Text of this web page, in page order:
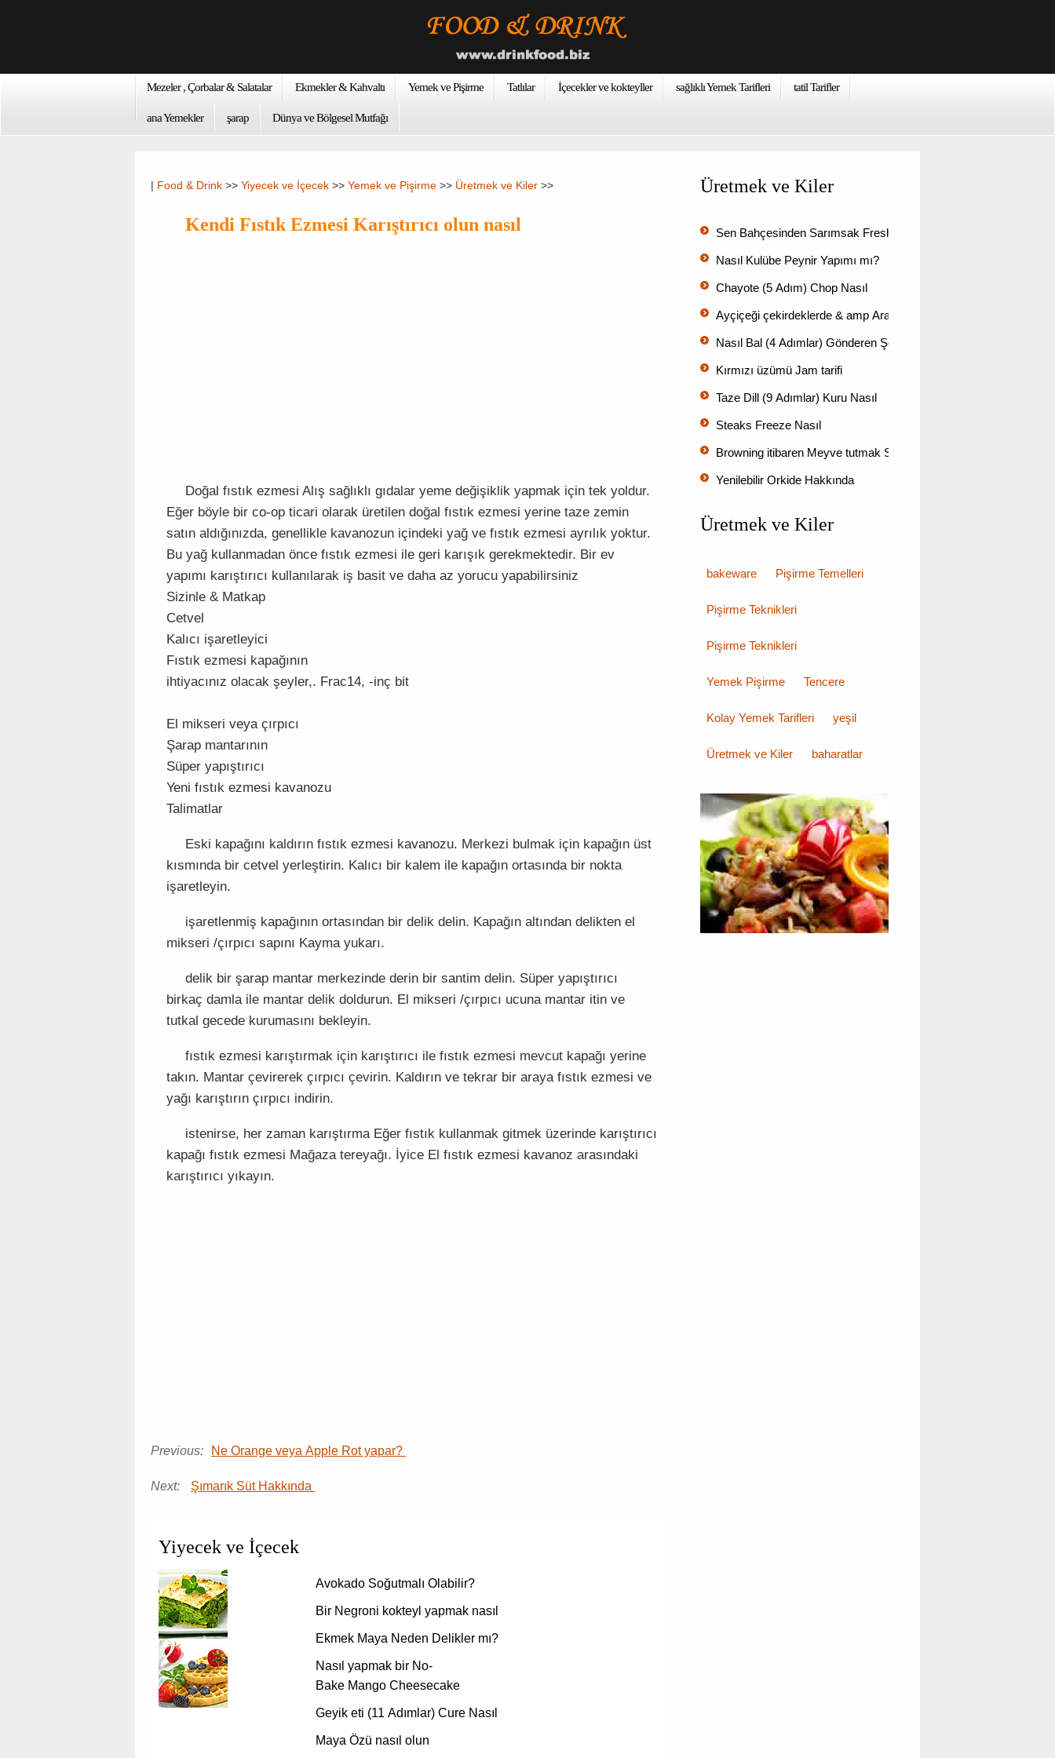
Mezeler , Çorbalar & Salatalar Ekmekler & Kahvaltı Yemek ve Pişirme Tatlılar İçecekler ve kokteyller sağlıklı Yemek Tarifleri tatil Tarifler
ana Yemekler şarap Dünya ve Bölgesel Mutfağı
| Food & Drink >> Yiyecek ve İçecek >> Yemek ve Pişirme >> Üretmek ve Kiler >>
Kendi Fıstık Ezmesi Karıştırıcı olun nasıl
Doğal fıstık ezmesi Alış sağlıklı gıdalar yeme değişiklik yapmak için tek yoldur.
Eğer böyle bir co-op ticari olarak üretilen doğal fıstık ezmesi yerine taze zemin
satın aldığınızda, genellikle kavanozun içindeki yağ ve fıstık ezmesi ayrılık yoktur.
Bu yağ kullanmadan önce fıstık ezmesi ile geri karışık gerekmektedir. Bir ev
yapımı karıştırıcı kullanılarak iş basit ve daha az yorucu yapabilirsiniz
Sizinle & Matkap
Cetvel
Kalıcı işaretleyici
Fıstık ezmesi kapağının
ihtiyacınız olacak şeyler,. Frac14, -inç bit
El mikseri veya çırpıcı
Şarap mantarının
Süper yapıştırıcı
Yeni fıstık ezmesi kavanozu
Talimatlar
Eski kapağını kaldırın fıstık ezmesi kavanozu. Merkezi bulmak için kapağın üst
kısmında bir cetvel yerleştirin. Kalıcı bir kalem ile kapağın ortasında bir nokta
işaretleyin.
işaretlenmiş kapağının ortasından bir delik delin. Kapağın altından delikten el
mikseri /çırpıcı sapını Kayma yukarı.
delik bir şarap mantar merkezinde derin bir santim delin. Süper yapıştırıcı
birkaç damla ile mantar delik doldurun. El mikseri /çırpıcı ucuna mantar itin ve
tutkal gecede kurumasını bekleyin.
fıstık ezmesi karıştırmak için karıştırıcı ile fıstık ezmesi mevcut kapağı yerine
takın. Mantar çevirerek çırpıcı çevirin. Kaldırın ve tekrar bir araya fıstık ezmesi ve
yağı karıştırın çırpıcı indirin.
istenirse, her zaman karıştırma Eğer fıstık kullanmak gitmek üzerinde karıştırıcı
kapağı fıstık ezmesi Mağaza tereyağı. İyice El fıstık ezmesi kavanoz arasındaki
karıştırıcı yıkayın.
Previous: Ne Orange veya Apple Rot yapar?
Next: Şımarık Süt Hakkında
Yiyecek ve İçecek
Avokado Soğutmalı Olabilir?
Bir Negroni kokteyl yapmak nasıl
Ekmek Maya Neden Delikler mı?
Nasıl yapmak bir No-
Bake Mango Cheesecake
Geyik eti (11 Adımlar) Cure Nasıl
Maya Özü nasıl olun
Üretmek ve Kiler
Sen Bahçesinden Sarımsak Fresh kullanın miyim? (6 Adımla…
Nasıl Kulübe Peynir Yapımı mı?
Chayote (5 Adım) Chop Nasıl
Ayçiçeği çekirdeklerde & amp Arasındaki Fark; Tohumlar
Nasıl Bal (4 Adımlar) Gönderen Şeker Kristaller Temizle …
Kırmızı üzümü Jam tarifi
Taze Dill (9 Adımlar) Kuru Nasıl
Steaks Freeze Nasıl
Browning itibaren Meyve tutmak Sitrik Asit Nasıl Kullanılı…
Yenilebilir Orkide Hakkında
Üretmek ve Kiler
bakeware Pişirme Temelleri
Pişirme Teknikleri
Pişirme Teknikleri
Yemek Pişirme Tencere
Kolay Yemek Tarifleri yeşil
Üretmek ve Kiler baharatlar